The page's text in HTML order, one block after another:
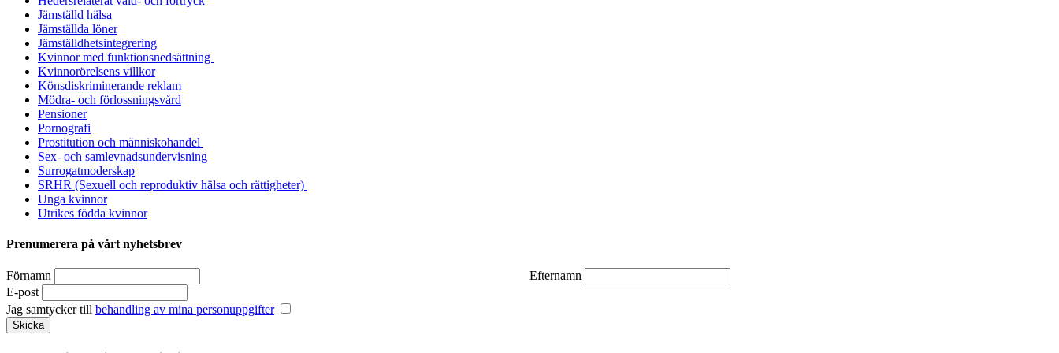
Jämställd hälsa
Jämställda löner
Jämställdhetsintegrering
Kvinnor med funktionsnedsättning
Kvinnorörelsens villkor
Könsdiskriminerande reklam
Mödra- och förlossningsvård
Pensioner
Pornografi
Prostitution och människohandel
Sex- och samlevnadsundervisning
Surrogatmoderskap
SRHR (Sexuell och reproduktiv hälsa och rättigheter)
Unga kvinnor
Utrikes födda kvinnor
Prenumerera på vårt nyhetsbrev
Förnamn
Efternamn
E-post
Jag samtycker till behandling av mina personuppgifter